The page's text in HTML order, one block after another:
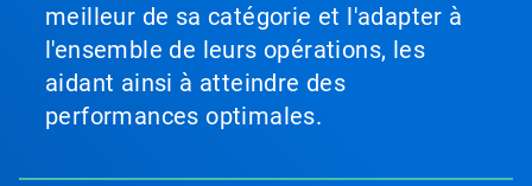
meilleur de sa catégorie et l'adapter à
l'ensemble de leurs opérations, les
aidant ainsi à atteindre des
performances optimales.